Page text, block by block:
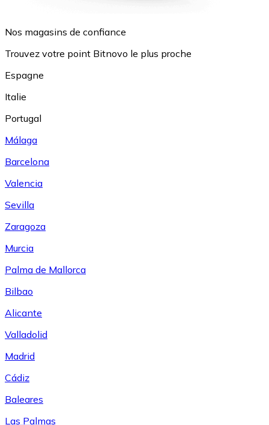
Nos magasins de confiance
Trouvez votre point Bitnovo le plus proche
Espagne
Italie
Portugal
Málaga
Barcelona
Valencia
Sevilla
Zaragoza
Murcia
Palma de Mallorca
Bilbao
Alicante
Valladolid
Madrid
Cádiz
Baleares
Las Palmas